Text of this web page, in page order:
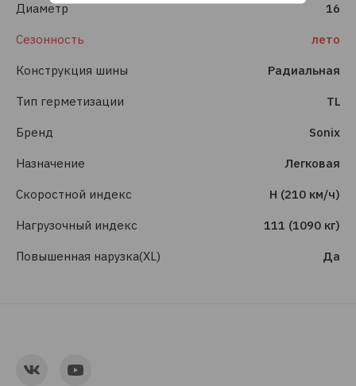
Диаметр 16
Сезонность лето
Конструкция шины Радиальная
Тип герметизации TL
Бренд Sonix
Назначение Легковая
Скоростной индекс H (210 км/ч)
Нагрузочный индекс 111 (1090 кг)
Повышенная нарузка(XL) Да